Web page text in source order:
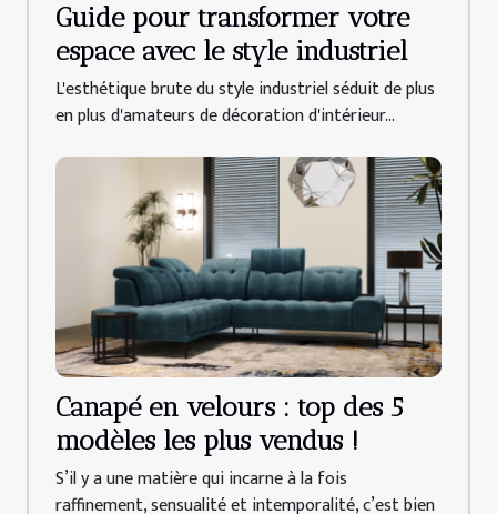
Guide pour transformer votre
espace avec le style industriel
L'esthétique brute du style industriel séduit de plus
en plus d'amateurs de décoration d'intérieur...
Canapé en velours : top des 5
modèles les plus vendus !
S’il y a une matière qui incarne à la fois
raffinement, sensualité et intemporalité, c’est bien